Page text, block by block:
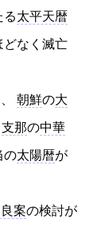
る太平天暦
どなく滅亡
、朝鮮の大
支那の中華
の太陽暦が
案の検討が